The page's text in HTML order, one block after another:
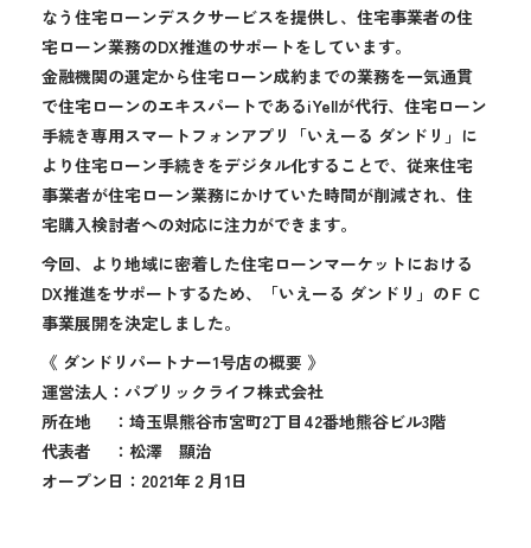
なう住宅ローンデスクサービスを提供し、住宅事業者の住
宅ローン業務のDX推進のサポートをしています。
金融機関の選定から住宅ローン成約までの業務を一気通貫
で住宅ローンのエキスパートであるiYellが代行、住宅ローン
手続き専用スマートフォンアプリ「いえーる ダンドリ」に
より住宅ローン手続きをデジタル化することで、従来住宅
事業者が住宅ローン業務にかけていた時間が削減され、住
宅購入検討者への対応に注力ができます。
今回、より地域に密着した住宅ローンマーケットにおける
DX推進をサポートするため、「いえーる ダンドリ」のＦＣ
事業展開を決定しました。
《 ダンドリパートナー1号店の概要 》
運営法人：パブリックライフ株式会社
所在地 ：埼玉県熊谷市宮町2丁目42番地熊谷ビル3階
代表者 ：松澤 顯治
オープン日：2021年２月1日